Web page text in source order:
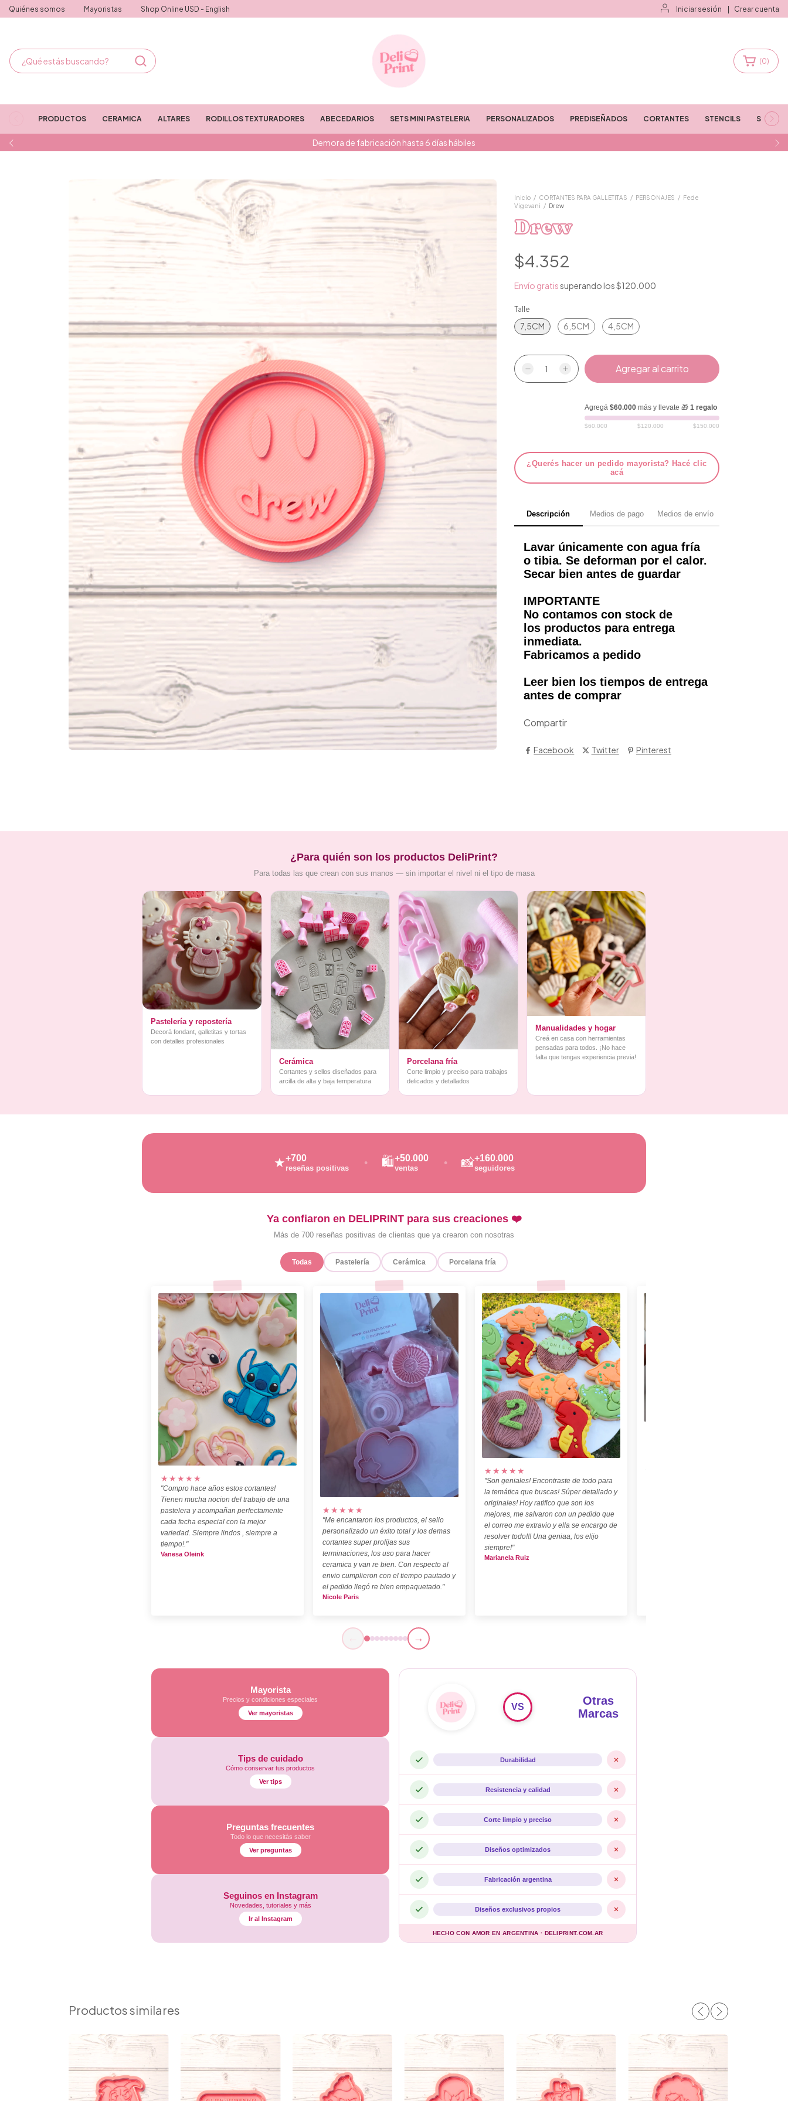
Quiénes somos Mayoristas Shop Online USD - English Iniciar sesión Crear cuenta
Demora de fabricación hasta 6 días hábiles
(0)
PRODUCTOS CERAMICA ALTARES RODILLOS TEXTURADORES ABECEDARIOS SETS MINI PASTELERIA PERSONALIZADOS PREDISEÑADOS CORTANTES STENCILS STAMPS
Inicio / CORTANTES PARA GALLETITAS / PERSONAJES / Fede
Vigevani / Drew
Drew
$4.352
Envío gratissuperando los$120.000
Talle
7,5CM 6,5CM 4,5CM
Agregá $60.000 más y llevate 🎁 1 regalo
$60.000 $120.000 $150.000
¿Querés hacer un pedido mayorista? Hacé clic
acá
Descripción Medios de pago Medios de envío
Lavar únicamente con agua fría
o tibia. Se deforman por el calor.
Secar bien antes de guardar
IMPORTANTE
No contamos con stock de
los productos para entrega
inmediata.
Fabricamos a pedido
Leer bien los tiempos de entrega
antes de comprar
Compartir
Facebook Twitter Pinterest
¿Para quién son los productos DeliPrint?
Para todas las que crean con sus manos — sin importar el nivel ni el tipo de masa
Pastelería y repostería
Decorá fondant, galletitas y tortas
con detalles profesionales
Cerámica
Cortantes y sellos diseñados para
arcilla de alta y baja temperatura
Porcelana fría
Corte limpio y preciso para trabajos
delicados y detallados
Manualidades y hogar
Creá en casa con herramientas
pensadas para todos. ¡No hace
falta que tengas experiencia previa!
★+700
reseñas positivas 🛍️+50.000
ventas 📸+160.000
seguidores
Ya confiaron en DELIPRINT para sus creaciones ❤️
Más de 700 reseñas positivas de clientas que ya crearon con nosotras
Todas Pastelería Cerámica Porcelana fría
★★★★★
"Compro hace años estos cortantes!
Tienen mucha nocion del trabajo de una
pastelera y acompañan perfectamente
cada fecha especial con la mejor
variedad. Siempre lindos , siempre a
tiempo!."
Vanesa Oleink
★★★★★
"Me encantaron los productos, el sello
personalizado un éxito total y los demas
cortantes super prolijas sus
terminaciones, los uso para hacer
ceramica y van re bien. Con respecto al
envio cumplieron con el tiempo pautado y
el pedido llegó re bien empaquetado."
Nicole Paris
★★★★★
"Son geniales! Encontraste de todo para
la temática que buscas! Súper detallado y
originales! Hoy ratifico que son los
mejores, me salvaron con un pedido que
el correo me extravio y ella se encargo de
resolver todo!!! Una geniaa, los elijo
siempre!"
Marianela Ruiz
← →
Mayorista
Precios y condiciones especiales
Ver mayoristas
Tips de cuidado
Cómo conservar tus productos
Ver tips
Preguntas frecuentes
Todo lo que necesitás saber
Ver preguntas
Seguinos en Instagram
Novedades, tutoriales y más
Ir al Instagram
Otras
Marcas
VS
Durabilidad
Resistencia y calidad
Corte limpio y preciso
Diseños optimizados
Fabricación argentina
Diseños exclusivos propios
HECHO CON AMOR EN ARGENTINA · DELIPRINT.COM.AR
Productos similares